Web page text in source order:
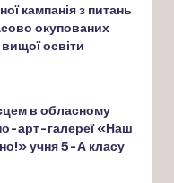
кампанія з питань
окупованих
освіти
в обласному
арт-галереї «Наш
учня 5-А класу